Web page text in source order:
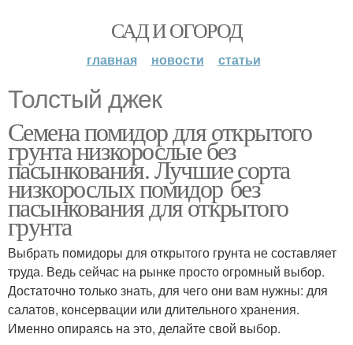
САД И ОГОРОД
главная новости статьи
Толстый джек
Семена помидор для открытого
грунта низкорослые без
пасынкования. Лучшие сорта
низкорослых помидор без
пасынкования для открытого
грунта
Выбрать помидоры для открытого грунта не составляет
труда. Ведь сейчас на рынке просто огромный выбор.
Достаточно только знать, для чего они вам нужны: для
салатов, консервации или длительного хранения.
Именно опираясь на это, делайте свой выбор.